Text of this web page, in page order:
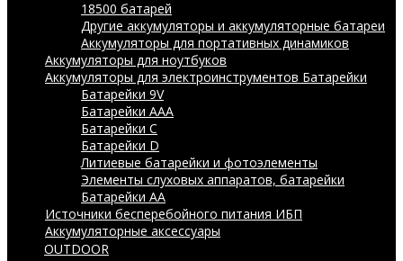
18500 батарей
Другие аккумуляторы и аккумуляторные батареи
Аккумуляторы для портативных динамиков
Аккумуляторы для ноутбуков
Аккумуляторы для электроинструментов Батарейки
Батарейки 9V
Батарейки AAA
Батарейки C
Батарейки D
Литиевые батарейки и фотоэлементы
Элементы слуховых аппаратов, батарейки
Батарейки AA
Источники бесперебойного питания ИБП
Аккумуляторные аксессуары
OUTDOOR